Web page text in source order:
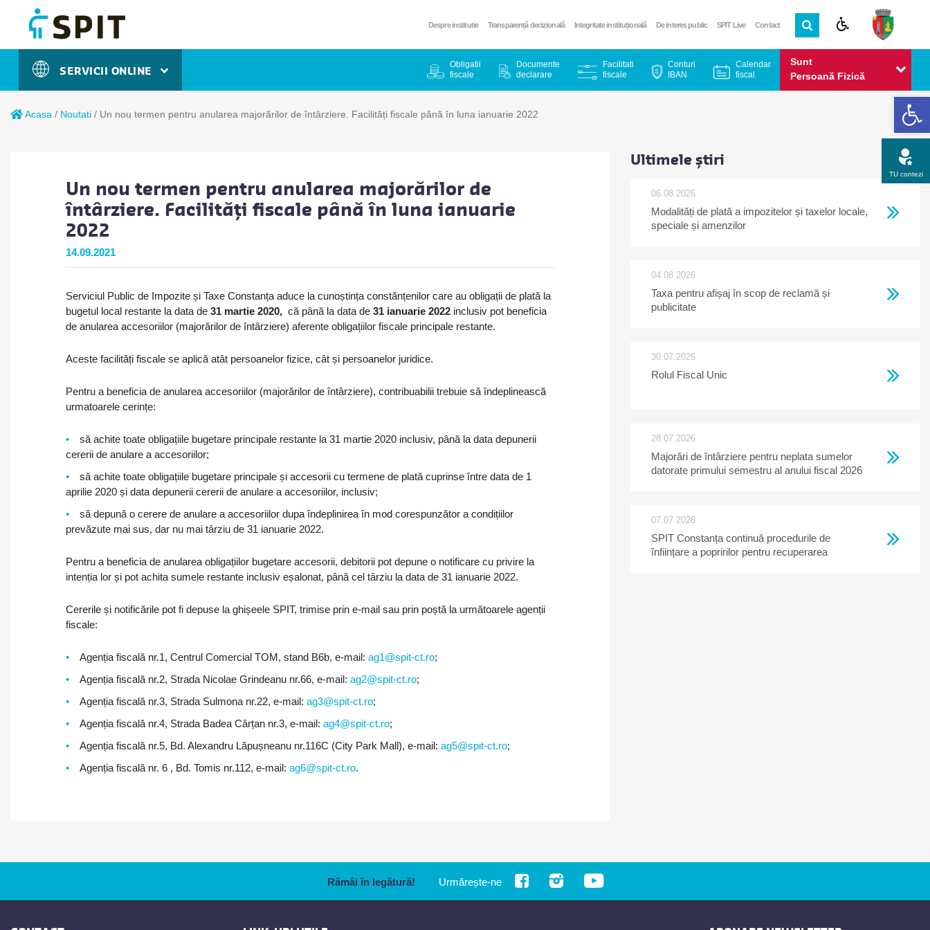
Despre institutie Transparență decizională Integritate instituțională De interes public SPIT Live Contact
SERVICII ONLINE
Sunt
Persoană Fizică
Obligatii
fiscale
Documente
declarare
Facilitati
fiscale
Conturi
IBAN
Calendar
fiscal
Acasa / Noutati / Un nou termen pentru anularea majorărilor de întârziere. Facilități fiscale până în luna ianuarie 2022
Un nou termen pentru anularea majorărilor de
întârziere. Facilități fiscale până în luna ianuarie
2022
14.09.2021
Serviciul Public de Impozite și Taxe Constanța aduce la cunoștința constănțenilor care au obligații de plată la
bugetul local restante la data de 31 martie 2020, că până la data de 31 ianuarie 2022 inclusiv pot beneficia
de anularea accesoriilor (majorărilor de întârziere) aferente obligațiilor fiscale principale restante.
Aceste facilități fiscale se aplică atât persoanelor fizice, cât și persoanelor juridice.
Pentru a beneficia de anularea accesoriilor (majorărilor de întârziere), contribuabilii trebuie să îndeplinească
urmatoarele cerințe:
să achite toate obligațiile bugetare principale restante la 31 martie 2020 inclusiv, până la data depunerii
cererii de anulare a accesoriilor;
să achite toate obligațiile bugetare principale și accesorii cu termene de plată cuprinse între data de 1
aprilie 2020 și data depunerii cererii de anulare a accesoriilor, inclusiv;
să depună o cerere de anulare a accesoriilor dupa îndeplinirea în mod corespunzător a condițiilor
prevăzute mai sus, dar nu mai târziu de 31 ianuarie 2022.
Pentru a beneficia de anularea obligațiilor bugetare accesorii, debitorii pot depune o notificare cu privire la
intenția lor și pot achita sumele restante inclusiv eșalonat, până cel târziu la data de 31 ianuarie 2022.
Cererile și notificările pot fi depuse la ghișeele SPIT, trimise prin e-mail sau prin poștă la următoarele agenții
fiscale:
Agenția fiscală nr.1, Centrul Comercial TOM, stand B6b, e-mail: ag1@spit-ct.ro;
Agenția fiscală nr.2, Strada Nicolae Grindeanu nr.66, e-mail: ag2@spit-ct.ro;
Agenția fiscală nr.3, Strada Sulmona nr.22, e-mail: ag3@spit-ct.ro;
Agenția fiscală nr.4, Strada Badea Cârțan nr.3, e-mail: ag4@spit-ct.ro;
Agenția fiscală nr.5, Bd. Alexandru Lăpușneanu nr.116C (City Park Mall), e-mail: ag5@spit-ct.ro;
Agenția fiscală nr. 6 , Bd. Tomis nr.112, e-mail: ag6@spit-ct.ro.
Ultimele știri
06.08.2026
Modalități de plată a impozitelor și taxelor locale,
speciale și amenzilor
04.08.2026
Taxa pentru afișaj în scop de reclamă și
publicitate
30.07.2026
Rolul Fiscal Unic
28.07.2026
Majorări de întârziere pentru neplata sumelor
datorate primului semestru al anului fiscal 2026
07.07.2026
SPIT Constanța continuă procedurile de
înființare a popririlor pentru recuperarea
Rămâi în legătură! Urmărește-ne
TU contezi
Opinia ta
Apel gratuit
Newsletter
Program